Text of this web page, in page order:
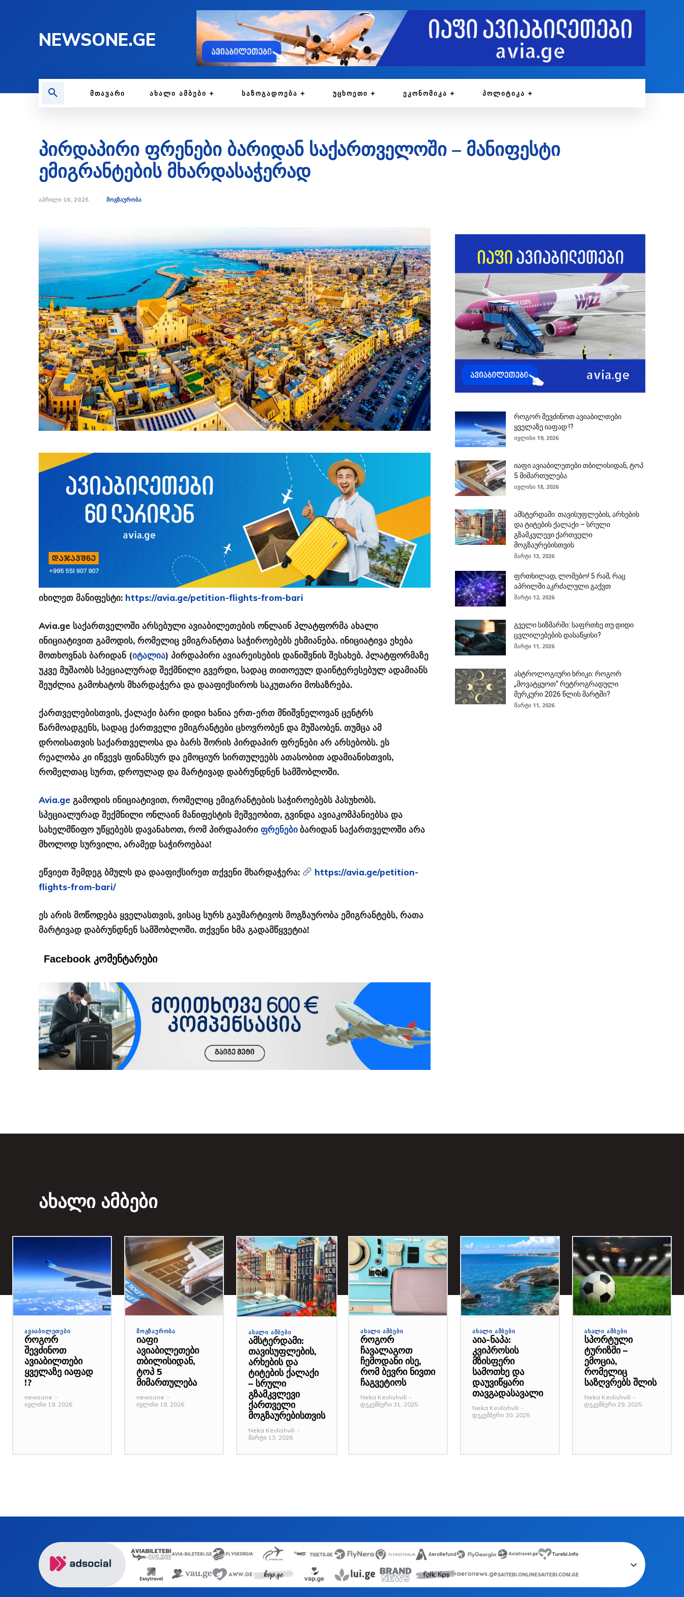
NEWSONE.GE
ᲛᲗᲐᲕᲐᲠᲘ ᲐᲮᲐᲚᲘ ᲐᲛᲑᲔᲑᲘ ᲡᲐᲖᲝᲒᲐᲓᲝᲔᲑᲐ ᲣᲪᲮᲝᲔᲗᲘ ᲔᲙᲝᲜᲝᲛᲘᲙᲐ ᲞᲝᲚᲘᲢᲘᲙᲐ
პირდაპირი ფრენები ბარიდან საქართველოში – მანიფესტი
ემიგრანტების მხარდასაჭერად
ᲐᲞᲠᲘᲚᲘ 16, 2025 ᲛᲝᲒᲖᲐᲣᲠᲝᲑᲐ
იხილეთ მანიფესტი: https://avia.ge/petition-flights-from-bari
Avia.ge საქართველოში არსებული ავიაბილეთების ონლაინ პლატფორმა ახალი
ინიციატივით გამოდის, რომელიც ემიგრანტთა საჭიროებებს ეხმიანება. ინიციატივა ეხება
მოთხოვნას ბარიდან (იტალია) პირდაპირი ავიარეისების დანიშვნის შესახებ. პლატფორმაზე
უკვე მუშაობს სპეციალურად შექმნილი გვერდი, სადაც თითოეულ დაინტერესებულ ადამიანს
შეუძლია გამოხატოს მხარდაჭერა და დააფიქსიროს საკუთარი მოსაზრება.
ქართველებისთვის, ქალაქი ბარი დიდი ხანია ერთ-ერთ მნიშვნელოვან ცენტრს
წარმოადგენს, სადაც ქართველი ემიგრანტები ცხოვრობენ და მუშაობენ. თუმცა ამ
დროისათვის საქართველოსა და ბარს შორის პირდაპირ ფრენები არ არსებობს. ეს
რეალობა კი იწვევს ფინანსურ და ემოციურ სირთულეებს ათასობით ადამიანისთვის,
რომელთაც სურთ, დროულად და მარტივად დაბრუნდნენ სამშობლოში.
Avia.ge გამოდის ინიციატივით, რომელიც ემიგრანტების საჭიროებებს პასუხობს.
სპეციალურად შექმნილი ონლაინ მანიფესტის მეშვეობით, გვინდა ავიაკომპანიებსა და
სახელმწიფო უწყებებს დავანახოთ, რომ პირდაპირი ფრენებიბარიდან საქართველოში არა
მხოლოდ სურვილი, არამედ საჭიროებაა!
ეწვიეთ შემდეგ ბმულს და დააფიქსირეთ თქვენი მხარდაჭერა:
https://avia.ge/petition-
flights-from-bari/
ეს არის მოწოდება ყველასთვის, ვისაც სურს გაუმარტივოს მოგზაურობა ემიგრანტებს, რათა
მარტივად დაბრუნდნენ სამშობლოში. თქვენი ხმა გადამწყვეტია!
Facebook კომენტარები
როგორ შევძინოთ ავიაბილთები
ყველაზე იაფად !?
ივლისი 19, 2026
იაფი ავიაბილეთები თბილისიდან, ტოპ
5 მიმართულება
ივლისი 18, 2026
ამსტერდამი: თავისუფლების, არხების
და ტიტების ქალაქი – სრული
გზამკვლევი ქართველი
მოგზაურებისთვის
მარტი 13, 2026
ფრთხილად, ლომებო! 5 რამ, რაც
აპრილში აკრძალული გაქვთ
მარტი 12, 2026
გველი სიზმარში: საფრთხე თუ დიდი
ცვლილებების დასაწყისი?
მარტი 11, 2026
ასტროლოგიური ხრიკი: როგორ
„მოვატყუოთ“ რეტროგრადული
მერკური 2026 წლის მარტში?
მარტი 11, 2026
ახალი ამბები
ᲐᲕᲘᲐᲑᲘᲚᲔᲗᲔᲑᲘ
როგორ
შევძინოთ
ავიაბილთები
ყველაზე იაფად
!?
newsone -
ივლისი 19, 2026
ᲛᲝᲒᲖᲐᲣᲠᲝᲑᲐ
იაფი
ავიაბილეთები
თბილისიდან,
ტოპ 5
მიმართულება
newsone -
ივლისი 18, 2026
ᲐᲮᲐᲚᲘ ᲐᲛᲑᲔᲑᲘ
ამსტერდამი:
თავისუფლების,
არხების და
ტიტების ქალაქი
– სრული
გზამკვლევი
ქართველი
მოგზაურებისთვის
Neka Kevlishvili -
მარტი 13, 2026
ᲐᲮᲐᲚᲘ ᲐᲛᲑᲔᲑᲘ
როგორ
ჩავალაგოთ
ჩემოდანი ისე,
რომ ბევრი ნივთი
ჩაგვეტიოს
Neka Kevlishvili -
დეკემბერი 31, 2025
ᲐᲮᲐᲚᲘ ᲐᲛᲑᲔᲑᲘ
აია-ნაპა:
კვიპროსის
მზისფერი
სამოთხე და
დაუვიწყარი
თავგადასავალი
Neka Kevlishvili -
დეკემბერი 30, 2025
ᲐᲮᲐᲚᲘ ᲐᲛᲑᲔᲑᲘ
სპორტული
ტურიზმი –
ემოცია,
რომელიც
საზღვრებს შლის
Neka Kevlishvili -
დეკემბერი 29, 2025